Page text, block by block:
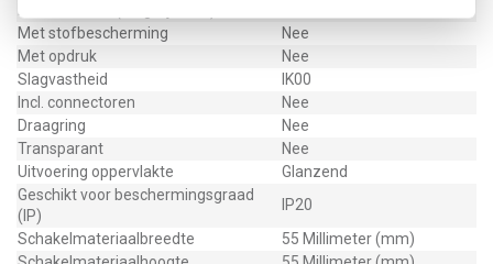
RAL-nummer (vergelijkbaar)
Met stofbescherming
Nee
Met opdruk
Nee
Slagvastheid
IK00
Incl. connectoren
Nee
Draagring
Nee
Transparant
Nee
Uitvoering oppervlakte
Glanzend
Geschikt voor beschermingsgraad
(IP)
IP20
Schakelmateriaalbreedte
55 Millimeter (mm)